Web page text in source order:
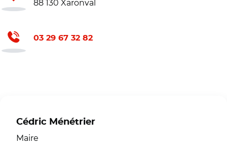
88 130 Xaronval
03 29 67 32 82
Cédric Ménétrier
Maire